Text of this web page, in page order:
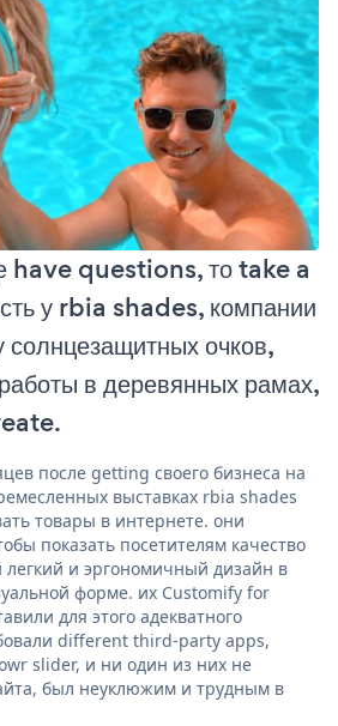
have questions, то take a
у rbia shades, компании
солнцезащитных очков,
в деревянных рамах,
после getting своего бизнеса на
выставках rbia shades
товары в интернете. они
показать посетителям качество
легкий и эргономичный дизайн в
форме. их Customify for
для этого адекватного
different third-party apps,
slider, и ни один из них не
был неуклюжим и трудным в